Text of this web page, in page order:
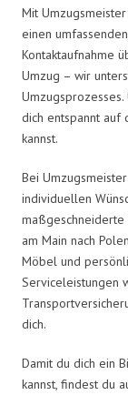
Mit
einen
Kontaktaufnahme
Umzug – wir
dich entspannt auf
kannst.
Bei
individuellen
am Main nach
Möbel und
Serviceleistungen
dich.
Damit du dich ein
kannst, findest du